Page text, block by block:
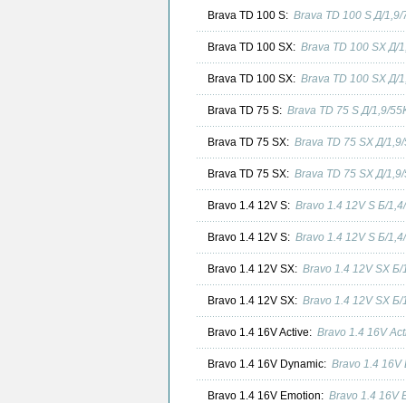
Brava TD 100 S: Brava TD 100 S Д/
Brava TD 100 SX: Brava TD 100 SX Д/
Brava TD 100 SX: Brava TD 100 SX Д/
Brava TD 75 S: Brava TD 75 S Д/1,9/
Brava TD 75 SX: Brava TD 75 SX Д/
Brava TD 75 SX: Brava TD 75 SX Д/
Bravo 1.4 12V S: Bravo 1.4 12V S Б/
Bravo 1.4 12V S: Bravo 1.4 12V S Б/
Bravo 1.4 12V SX: Bravo 1.4 12V SX
Bravo 1.4 12V SX: Bravo 1.4 12V SX
Bravo 1.4 16V Active: Bravo 1.4 16V
Bravo 1.4 16V Dynamic: Bravo 1.4 16V
Bravo 1.4 16V Emotion: Bravo 1.4 16V